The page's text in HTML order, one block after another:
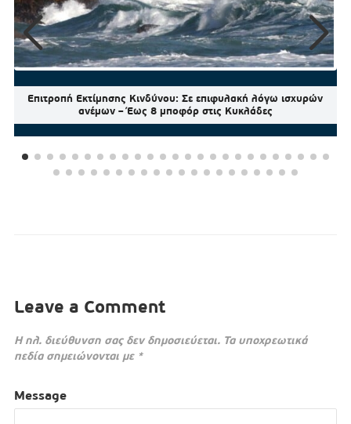
Επιτροπή Εκτίμησης Κινδύνου: Σε επιφυλακή λόγω ισχυρών
ανέμων – Έως 8 μποφόρ στις Κυκλάδες
Leave a Comment
Η ηλ. διεύθυνση σας δεν δημοσιεύεται. Τα υποχρεωτικά
πεδία σημειώνονται με *
Message